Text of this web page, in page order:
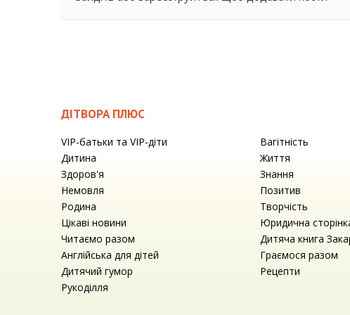
ДІТВОРА ПЛЮС
VIP-батьки та VIP-діти
Вагітність
Дитина
Життя
Здоров'я
Знання
Немовля
Позитив
Родина
Творчість
Цікаві новини
Юридична
Читаємо разом
Дитяча книга
Англійська для дітей
Граємося разом
Дитячий гумор
Рецепти
Рукоділля